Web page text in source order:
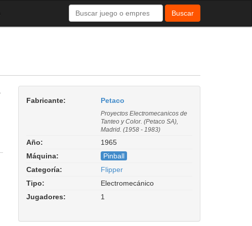
Buscar
Fabricante: Petaco
Proyectos Electromecanicos de
Tanteo y Color. (Petaco SA),
Madrid. (1958 - 1983)
Año:
1965
Máquina:
Pinball
Categoría:
Flipper
Tipo:
Electromecánico
Jugadores:
1